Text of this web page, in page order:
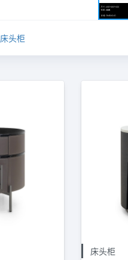
床头柜
床头柜